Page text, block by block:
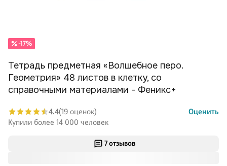
7 отзывов
-17%
Тетрадь предметная «Волшебное перо.
Геометрия» 48 листов в клетку, со
справочными материалами - Феникс+
4.4(19 оценок)
Оценить
Купили более 14 000 человек